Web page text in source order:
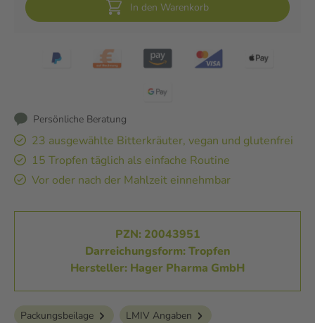
In den Warenkorb
Persönliche Beratung
23 ausgewählte Bitterkräuter, vegan und glutenfrei
15 Tropfen täglich als einfache Routine
Vor oder nach der Mahlzeit einnehmbar
PZN: 20043951
Darreichungsform: Tropfen
Hersteller: Hager Pharma GmbH
Packungsbeilage LMIV Angaben